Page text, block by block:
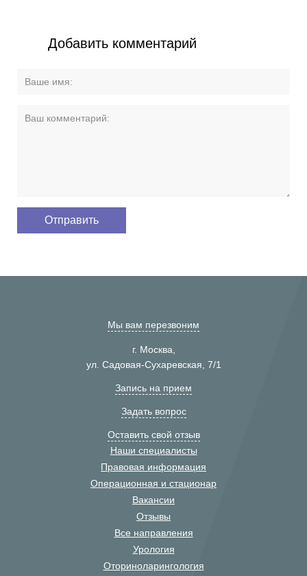
Добавить комментарий
Мы вам перезвоним
г. Москва,
ул. Садовая-Сухаревская, 7/1
Запись на прием
Задать вопрос
Оставить свой отзыв
Наши специалисты
Правовая информация
Операционная и стационар
Вакансии
Отзывы
Все направления
Урология
Оториноларингология